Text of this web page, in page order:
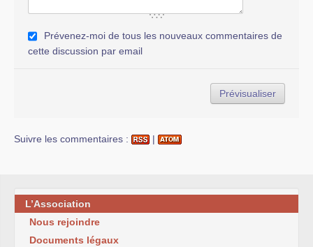
Prévenez-moi de tous les nouveaux commentaires de
cette discussion par email
Suivre les commentaires : |
L’Association
Nous rejoindre
Documents légaux